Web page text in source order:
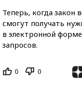
Теперь, когда закон
смогут получать
в электронной
запросов.
0 0